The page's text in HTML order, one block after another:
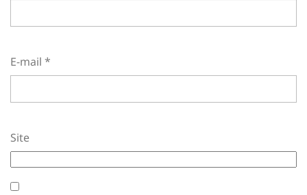
E-mail *
Site